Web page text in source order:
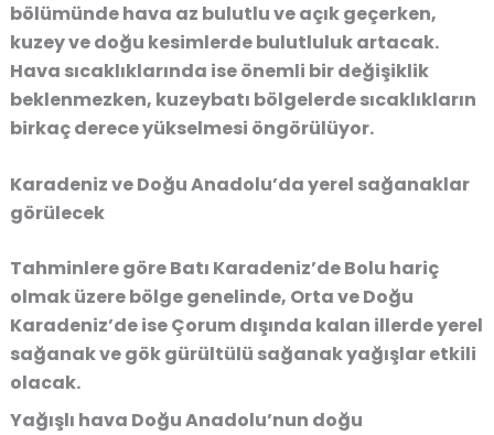
bölümünde hava az bulutlu ve açık geçerken,
kuzey ve doğu kesimlerde bulutluluk artacak.
Hava sıcaklıklarında ise önemli bir değişiklik
beklenmezken, kuzeybatı bölgelerde sıcaklıkların
birkaç derece yükselmesi öngörülüyor.
Karadeniz ve Doğu Anadolu’da yerel sağanaklar
görülecek
Tahminlere göre Batı Karadeniz’de Bolu hariç
olmak üzere bölge genelinde, Orta ve Doğu
Karadeniz’de ise Çorum dışında kalan illerde yerel
sağanak ve gök gürültülü sağanak yağışlar etkili
olacak.
Yağışlı hava Doğu Anadolu’nun doğu